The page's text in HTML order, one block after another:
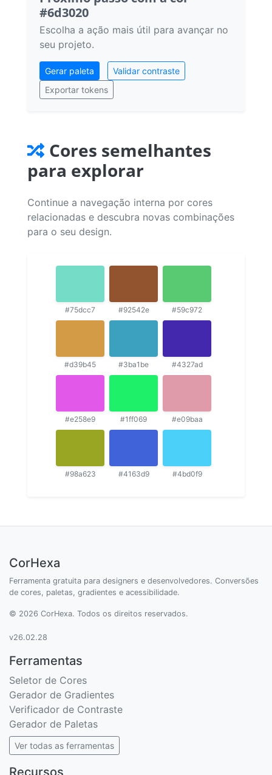
#6d3020
Escolha a ação mais útil para avançar no
seu projeto.
Gerar paleta
Validar contraste
Exportar tokens
Cores semelhantes
para explorar
Continue a navegação interna por cores
relacionadas e descubra novas combinações
para o seu design.
#75dcc7 #92542e #59c972
#d39b45 #3ba1be #4327ad
#e258e9 #1ff069 #e09baa
#98a623 #4163d9 #4bd0f9
CorHexa
Ferramenta gratuita para designers e desenvolvedores. Conversões
de cores, paletas, gradientes e acessibilidade.
© 2026 CorHexa. Todos os direitos reservados.
v26.02.28
Ferramentas
Seletor de Cores
Gerador de Gradientes
Verificador de Contraste
Gerador de Paletas
Ver todas as ferramentas
Recursos